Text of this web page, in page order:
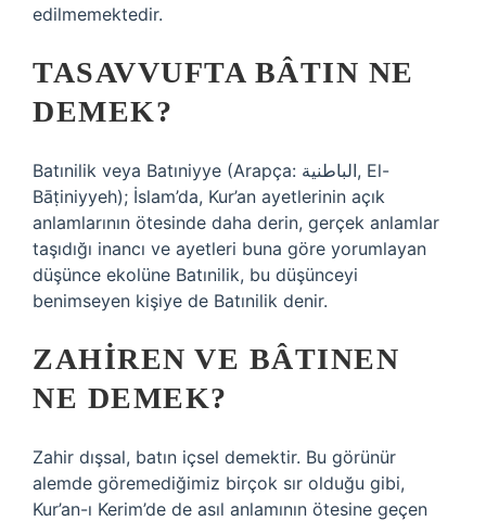
edilmemektedir.
TASAVVUFTA BÂTIN NE
DEMEK?
Batınilik veya Batıniyye (Arapça: الباطنية, El-
Bāṭiniyyeh); İslam’da, Kur’an ayetlerinin açık
anlamlarının ötesinde daha derin, gerçek anlamlar
taşıdığı inancı ve ayetleri buna göre yorumlayan
düşünce ekolüne Batınilik, bu düşünceyi
benimseyen kişiye de Batınilik denir.
ZAHIREN VE BÂTINEN
NE DEMEK?
Zahir dışsal, batın içsel demektir. Bu görünür
alemde göremediğimiz birçok sır olduğu gibi,
Kur’an-ı Kerim’de de asıl anlamının ötesine geçen